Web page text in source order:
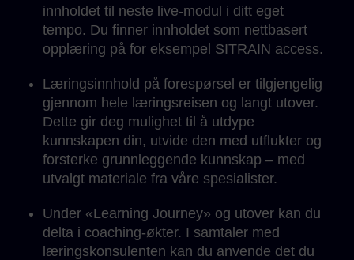
innholdet til neste live-modul i ditt eget
tempo. Du finner innholdet som nettbasert
opplæring på for eksempel SITRAIN access.
Læringsinnhold på forespørsel er tilgjengelig
gjennom hele læringsreisen og langt utover.
Dette gir deg mulighet til å utdype
kunnskapen din, utvide den med utflukter og
forsterke grunnleggende kunnskap – med
utvalgt materiale fra våre spesialister.
Under «Learning Journey» og utover kan du
delta i coaching-økter. I samtaler med
læringskonsulenten kan du anvende det du